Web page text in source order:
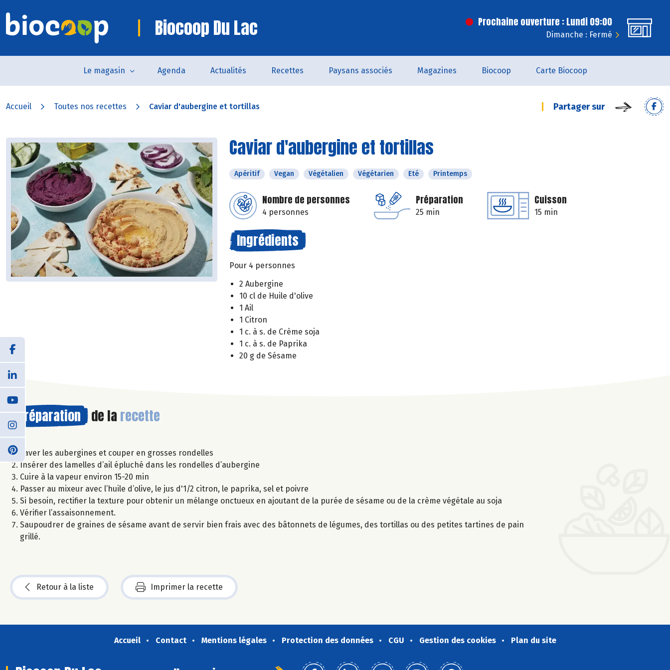
Biocoop Du Lac Prochaine ouverture : Lundi 09:00
Dimanche : Fermé
Le magasin Agenda Actualités Recettes Paysans associés Magazines Biocoop Carte Biocoop
Accueil Toutes nos recettes Caviar d'aubergine et tortillas Partager sur
Caviar d'aubergine et tortillas
Apéritif Vegan Végétalien Végétarien Eté Printemps
Nombre de personnes
4 personnes
Préparation
25 min
Cuisson
15 min
Ingrédients
Pour 4 personnes
2 Aubergine
10 cl de Huile d'olive
1 Ail
1 Citron
1 c. à s. de Crème soja
1 c. à s. de Paprika
20 g de Sésame
Préparation de la recette
Laver les aubergines et couper en grosses rondelles
Insérer des lamelles d’ail épluché dans les rondelles d’aubergine
Cuire à la vapeur environ 15-20 min
Passer au mixeur avec l’huile d’olive, le jus d'1/2 citron, le paprika, sel et poivre
Si besoin, rectifier la texture pour obtenir un mélange onctueux en ajoutant de la purée de sésame ou de la crème végétale au soja
Vérifier l’assaisonnement.
Saupoudrer de graines de sésame avant de servir bien frais avec des bâtonnets de légumes, des tortillas ou des petites tartines de pain
grillé.
Retour à la liste Imprimer la recette
Accueil Contact Mentions légales Protection des données CGU Gestion des cookies Plan du site